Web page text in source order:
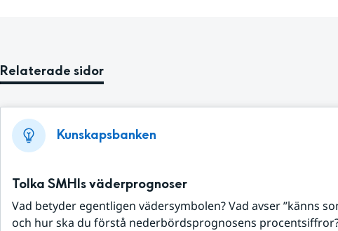
Relaterade sidor
Kunskapsbanken
Tolka SMHIs väderprognoser
Vad betyder egentligen vädersymbolen? Vad avser ”känns
och hur ska du förstå nederbördsprognosens